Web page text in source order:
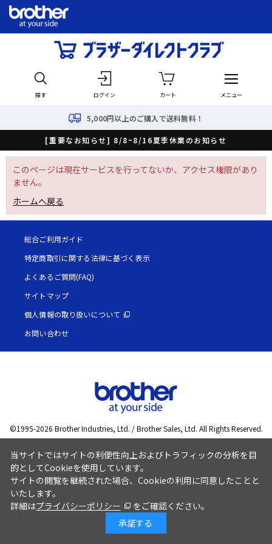
探す ログイン カート メニュー
5,000円以上のご購入で送料無料！
[重要なお知らせ] 8/8~8/16夏季休業のお知らせ
このページは現在サービスを行ってないか、アクセス権限があり
ません。
ホームへ戻る
総合ご利用ガイド
特定商取引に関する法律に基づく表示
よくあるご質問(FAQ)
サイトマップ
個人情報の取り扱いについて
お問い合わせ
©1995-2026 Brother Industries, Ltd. / Brother Sales, Ltd. All Rights Reserved.
当サイトではサイトの利便性向上およびトラフィックの分析を目
的としてCookieを使用しています。
サイトの閲覧を継続された場合、Cookieの利用に同意したことと
いたします。
詳細はプライバシーポリシー
をご確認ください。
承諾する